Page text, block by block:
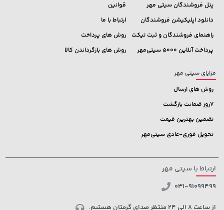
پنل فروشندگان سیتی مهر
دانلود اپلیکیشن فروشندگان
راهنمای فروشندگان و ثبت تیکت
پرداخت آنلاین 5000 سیتی‌مهر
قوانین
ارتباط با ما
روش های پرداخت
روش های بازگرداندن کالا
مزایای سیتی مهر
روش های ارسال
7روز ضمانت بازگشت
تضمین بهترین قیمت
تحویل فوری-عادی سیتی‌مهر
ارتباط با سیتی مهر
031-91099499
از ساعت 8 الی 24 منتظر صدای گرمتان هستیم.